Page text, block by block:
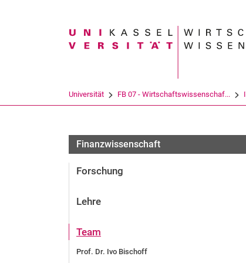
Suchbegriff
Universität FB 07 - Wirtschaftswissenschaf...
Finanzwissenschaft
Forschung
Lehre
Team
Prof. Dr. Ivo Bischoff